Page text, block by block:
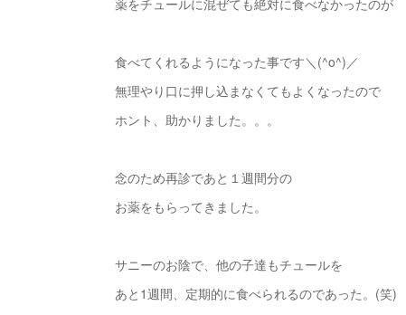
薬をチュールに混ぜても絶対に食べなかったのが
食べてくれるようになった事です＼(^o^)／
無理やり口に押し込まなくてもよくなったので
ホント、助かりました。。。
念のため再診であと１週間分の
お薬をもらってきました。
サニーのお陰で、他の子達もチュールを
あと1週間、定期的に食べられるのであった。(笑)